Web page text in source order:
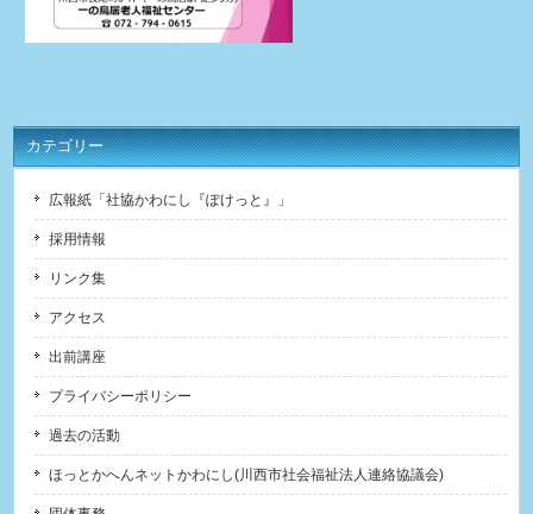
カテゴリー
広報紙「社協かわにし『ぽけっと』」
採用情報
リンク集
アクセス
出前講座
プライバシーポリシー
過去の活動
ほっとかへんネットかわにし(川西市社会福祉法人連絡協議会)